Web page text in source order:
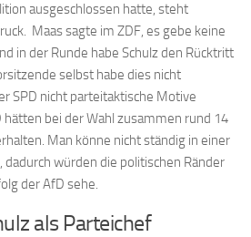
ausgeschlossen hatte, steht
Maas sagte im ZDF, es gebe keine
in der Runde habe Schulz den Rücktritt
selbst habe dies nicht
SPD nicht parteitaktische Motive
hätten bei der Wahl zusammen rund 14
Man könne nicht ständig in einer
würden die politischen Ränder
der AfD sehe.
als Parteichef